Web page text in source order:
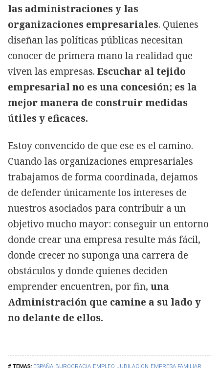
ESPAÑA BUROCRACIA EMPLEO JUBILACIÓN EMPRESA FAMILIAR
las administraciones y las
organizaciones empresariales. Quienes
diseñan las políticas públicas necesitan
conocer de primera mano la realidad que
viven las empresas. Escuchar al tejido
empresarial no es una concesión; es la
mejor manera de construir medidas
útiles y eficaces.
Estoy convencido de que ese es el camino.
Cuando las organizaciones empresariales
trabajamos de forma coordinada, dejamos
de defender únicamente los intereses de
nuestros asociados para contribuir a un
objetivo mucho mayor: conseguir un entorno
donde crear una empresa resulte más fácil,
donde crecer no suponga una carrera de
obstáculos y donde quienes deciden
emprender encuentren, por fin, una
Administración que camine a su lado y
no delante de ellos.